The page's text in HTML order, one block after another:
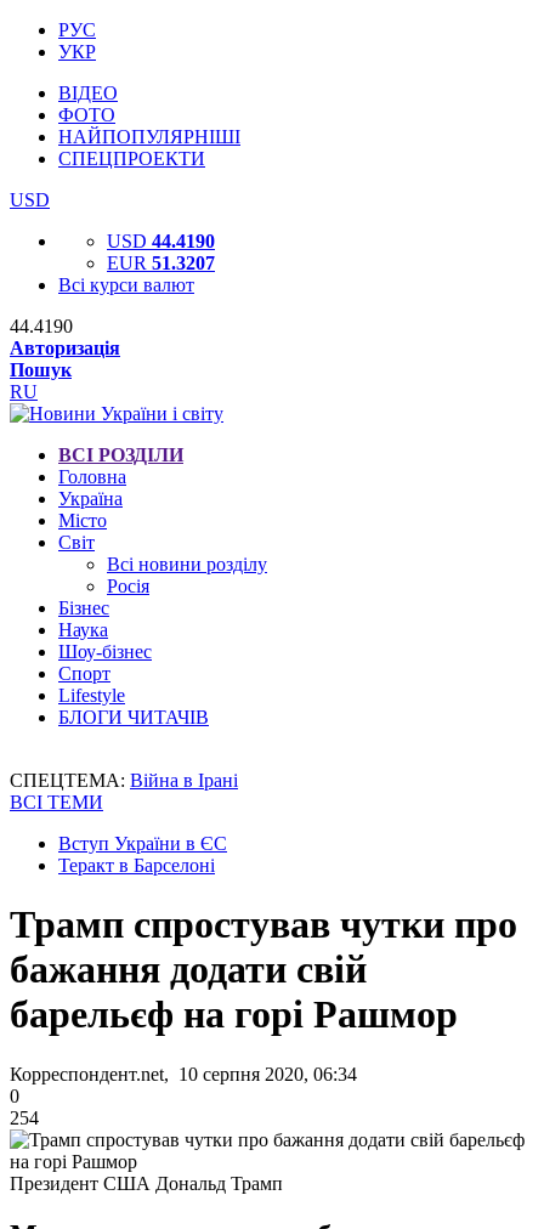
РУС
УКР
ВІДЕО
ФОТО
НАЙПОПУЛЯРНІШІ
СПЕЦПРОЕКТИ
USD
USD 44.4190
EUR 51.3207
Всі курси валют
44.4190
Авторизація
Пошук
RU
ВСІ РОЗДІЛИ
Головна
Україна
Місто
Світ
Всі новини розділу
Росія
Бізнес
Наука
Шоу-бізнес
Спорт
Lifestyle
БЛОГИ ЧИТАЧІВ
СПЕЦТЕМА: Війна в Ірані
ВСІ ТЕМИ
Вступ України в ЄС
Теракт в Барселоні
Трамп спростував чутки про
бажання додати свій
барельєф на горі Рашмор
Корреспондент.net, 10 серпня 2020, 06:34
0
254
Президент США Дональд Трамп